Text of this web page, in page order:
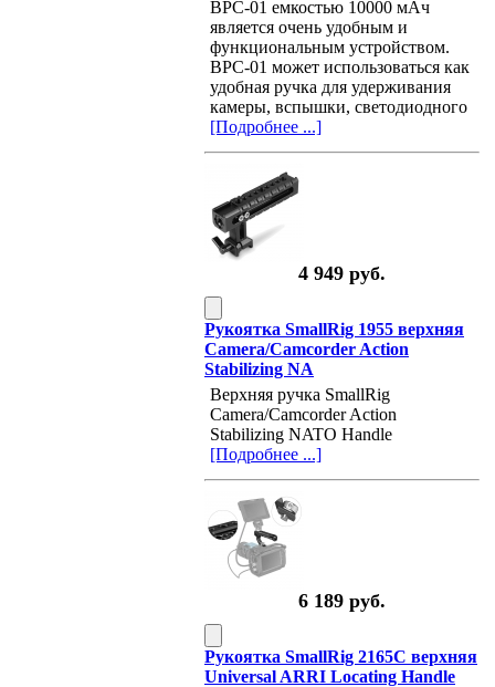
BPC-01 емкостью 10000 мАч
является очень удобным и
функциональным устройством.
BPC-01 может использоваться как
удобная ручка для удерживания
камеры, вспышки, светодиодного
[Подробнее ...]
4 949 руб.
Рукоятка SmallRig 1955 верхняя
Camera/Camcorder Action
Stabilizing NA
Верхняя ручка SmallRig
Camera/Camcorder Action
Stabilizing NATO Handle
[Подробнее ...]
6 189 руб.
Рукоятка SmallRig 2165C верхняя
Universal ARRI Locating Handle